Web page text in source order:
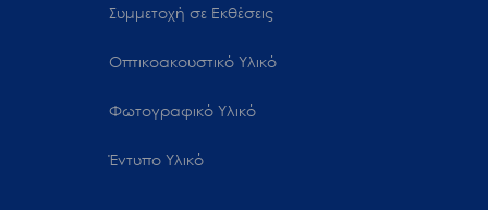
Συμμετοχή σε Εκθέσεις
Οπτικοακουστικό Υλικό
Φωτογραφικό Υλικό
Έντυπο Υλικό